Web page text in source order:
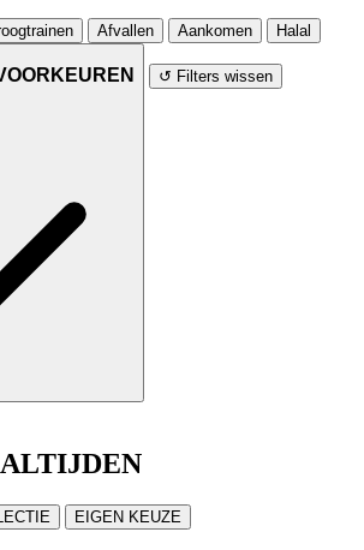
Afvallen Aankomen Halal
↺ Filters wissen
EIGEN KEUZE